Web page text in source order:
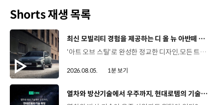
Shorts 재생 목록
[동영상]
최신 모빌리티 경험을 제공하는 디 올 뉴 아반떼 계약 개시
'아트 오브 스틸'로 완성한 정교한 디자인,모든 트림에 적용된 플레오스 커넥트와 최신 안전·편의 사양까지. 차급 이상의 가치를 담은디 올 뉴 아반떼가 계약을 시작했습니다. #현대자동차 #디올뉴아반떼 #아반떼 #플레오스커넥트 #GleoAI #준중형세단 #세단
2026.08.05. 1분 보기
[동영상]
열차와 방산기술에서 우주까지, 현대로템의 기술 확장